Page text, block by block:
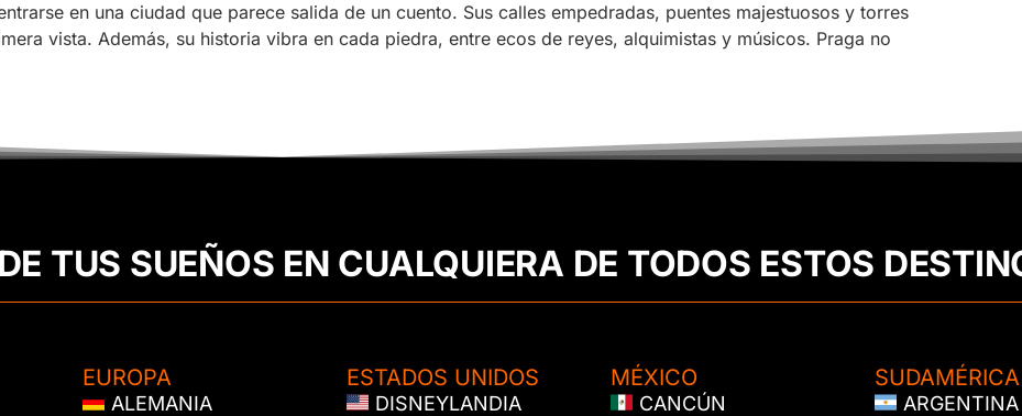
en una ciudad que parece salida de un cuento. Sus calles empedradas, puentes majestuosos y torres
vista. Además, su historia vibra en cada piedra, entre ecos de reyes, alquimistas y músicos. Praga no
TUS SUEÑOS EN CUALQUIERA DE TODOS ESTOS
EUROPA
ALEMANIA
ESTADOS UNIDOS
DISNEYLANDIA
MÉXICO
CANCÚN
SUDAMÉRICA
ARGENTINA